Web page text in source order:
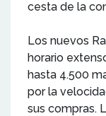
cesta de la
Los nuevos
horario
hasta 4.500
por la
sus compras.